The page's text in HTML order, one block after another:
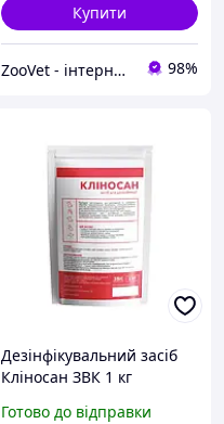
Купити
ZooVet - інтернет зоомагазин самих низьких цін - Zoovetbaza.com.ua 98%
Дезінфікувальний засіб
Кліносан ЗВК 1 кг
Готово до відправки